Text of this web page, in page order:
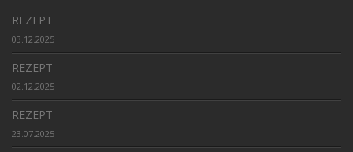
REZEPT
03.12.2025
REZEPT
02.12.2025
REZEPT
23.07.2025